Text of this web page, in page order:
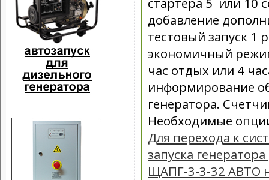
добавление
тестовый запуск 1
экономичный
час отдых или 4
информирование
генератора.
Необходимые
Для перехода к
запуска генератора
ЩАПГ-3-3-32 АВТО